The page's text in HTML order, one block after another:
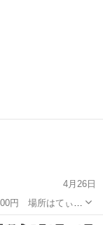
4月26日
円 場所はてぃる
本が好きな人や本